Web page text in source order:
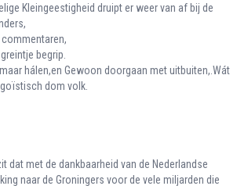
Kleingeestigheid druipt er weer van af bij de
commentaren,
begrip.
hálen,en Gewoon doorgaan met uitbuiten,.Wát
dom volk.
dat met de dankbaarheid van de Nederlandse
naar de Groningers voor de vele miljarden die